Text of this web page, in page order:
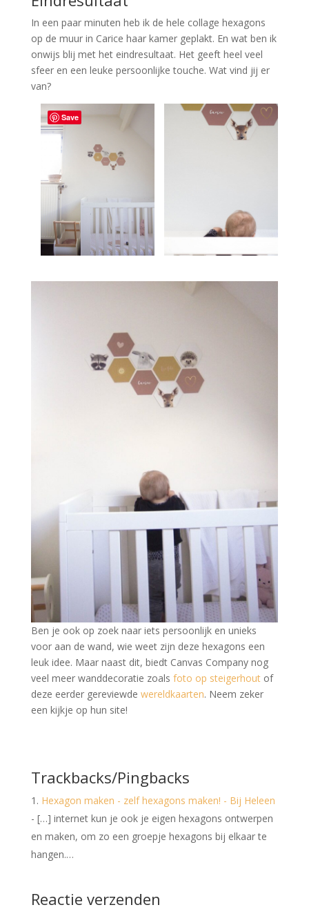
In een paar minuten heb ik de hele collage hexagons
op de muur in Carice haar kamer geplakt. En wat ben ik
onwijs blij met het eindresultaat. Het geeft heel veel
sfeer en een leuke persoonlijke touche. Wat vind jij er
van?
Ben je ook op zoek naar iets persoonlijk en unieks
voor aan de wand, wie weet zijn deze hexagons een
leuk idee. Maar naast dit, biedt Canvas Company nog
veel meer wanddecoratie zoals foto op steigerhoutof
deze eerder gereviewde wereldkaarten. Neem zeker
een kijkje op hun site!
Trackbacks/Pingbacks
Hexagon maken - zelf hexagons maken! - Bij Heleen
- […] internet kun je ook je eigen hexagons ontwerpen
en maken, om zo een groepje hexagons bij elkaar te
hangen.…
Reactie verzenden
Save